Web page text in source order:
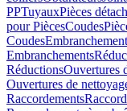
PPTuyauxPièces
pour PiècesCoudes
Coudes
Embranchements
RéductionsOuvertures
Ouvertures de
Raccordements